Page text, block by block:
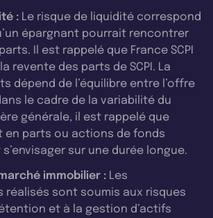
: Le risque de liquidité correspond
épargnant pourrait rencontrer
Il est rappelé que France SCPI
revente des parts de SCPI. La
dépend de l’équilibre entre l’offre
le cadre de la variabilité du
générale, il est rappelé que
en parts ou actions de fonds
sur une durée longue.
immobilier : Les
réalisés sont soumis aux risques
et à la gestion d’actifs